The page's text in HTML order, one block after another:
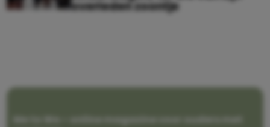
overleden zoontje
Me to We – online magazine voor ouders met